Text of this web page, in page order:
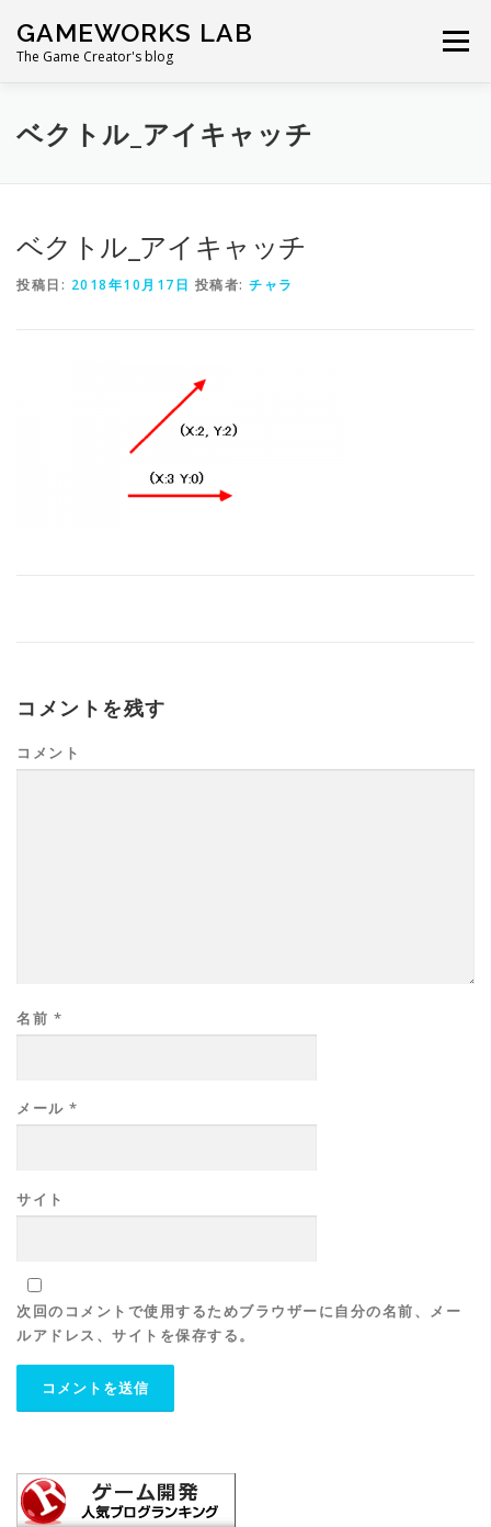
GAMEWORKS LAB
The Game Creator's blog
メニュー
ベクトル_アイキャッチ
ベクトル_アイキャッチ
投稿日: 2018年10月17日 投稿者: チャラ
コメントを残す
コメント
名前 *
メール *
サイト
次回のコメントで使用するためブラウザーに自分の名前、メー
ルアドレス、サイトを保存する。